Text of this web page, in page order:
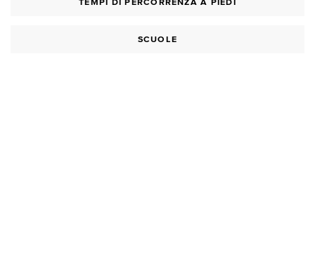
TEMPI DI PERCORRENZA A PIEDI
SCUOLE